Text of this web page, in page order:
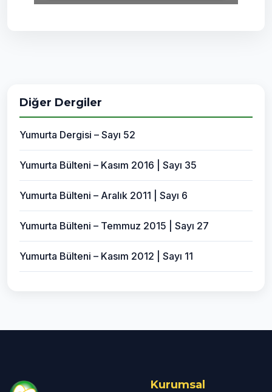
Diğer Dergiler
Yumurta Dergisi – Sayı 52
Yumurta Bülteni – Kasım 2016 | Sayı 35
Yumurta Bülteni – Aralık 2011 | Sayı 6
Yumurta Bülteni – Temmuz 2015 | Sayı 27
Yumurta Bülteni – Kasım 2012 | Sayı 11
Kurumsal